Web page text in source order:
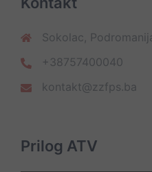
Sokolac,
+38757400040
kontakt@zzfps.ba
Prilog ATV